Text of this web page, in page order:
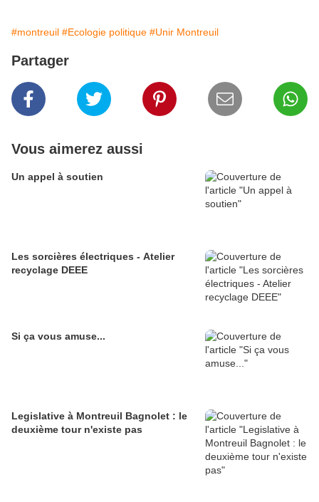
#montreuil #Ecologie politique #Unir Montreuil
Partager
Vous aimerez aussi
Un appel à soutien
Les sorcières électriques - Atelier
recyclage DEEE
Si ça vous amuse...
Legislative à Montreuil Bagnolet : le
deuxième tour n'existe pas